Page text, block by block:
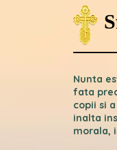
Nunta
fata
copii si
inalta
morala,